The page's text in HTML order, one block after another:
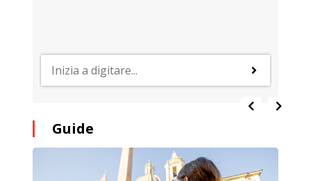
Guide